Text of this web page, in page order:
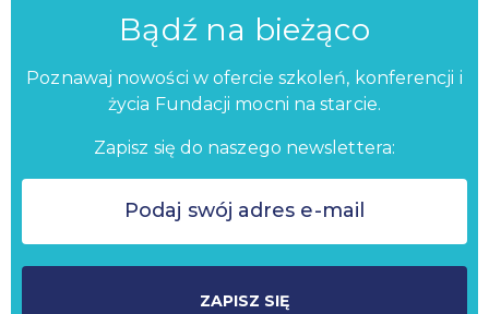
Bądź na bieżąco
Poznawaj nowości w ofercie szkoleń, konferencji i
życia Fundacji mocni na starcie.
Zapisz się do naszego newslettera:
ZAPISZ SIĘ